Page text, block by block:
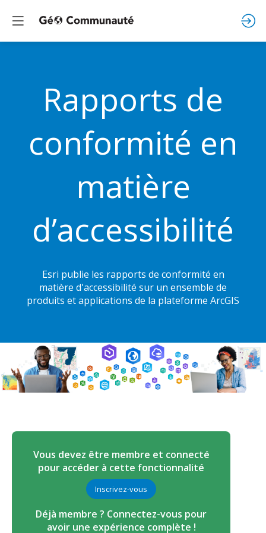
Rapports de
conformité en
matière
d’accessibilité
Esri publie les rapports de conformité en
matière d'accessibilité sur un ensemble de
produits et applications de la plateforme ArcGIS
Vous devez être membre et connecté
pour accéder à cette fonctionnalité
Inscrivez-vous
Déjà membre ? Connectez-vous pour
avoir une expérience complète !